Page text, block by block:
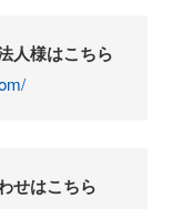
人様はこちら
せはこちら